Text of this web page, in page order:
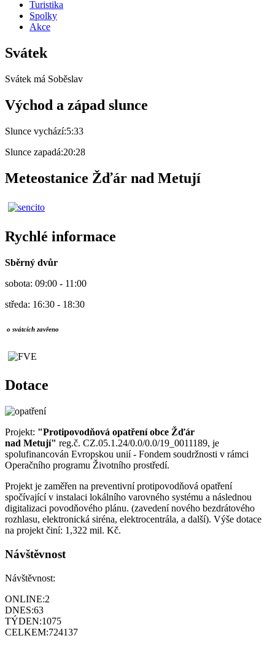
Turistika
Spolky
Akce
Svátek
Svátek má Soběslav
Východ a západ slunce
Slunce vychází:5:33
Slunce zapadá:20:28
Meteostanice Žďár nad Metují
Rychlé informace
Sběrný dvůr
sobota: 09:00 - 11:00
středa: 16:30 - 18:30
o svátcích zavřeno
Dotace
Projekt: "Protipovodňová opatření obce Žďár
nad Metují" reg.č. CZ.05.1.24/0.0/0.0/19_0011189, je
spolufinancován Evropskou unií - Fondem soudržnosti v rámci
Operačního programu Životního prostředí.
Projekt je zaměřen na preventivní protipovodňová opatření
spočívající v instalaci lokálního varovného systému a následnou
digitalizaci povodňového plánu. (zavedení nového bezdrátového
rozhlasu, elektronická siréna, elektrocentrála, a další). Výše dotace
na projekt činí: 1,322 mil. Kč.
Návštěvnost
Návštěvnost:
ONLINE:2
DNES:63
TÝDEN:1075
CELKEM:724137